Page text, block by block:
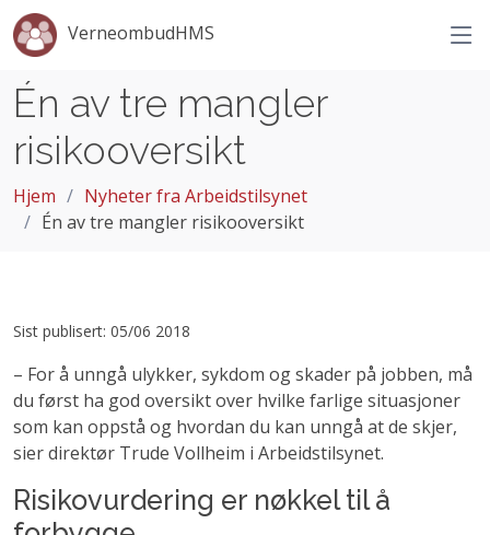
VerneombudHMS
Én av tre mangler
risikooversikt
Hjem
Nyheter fra Arbeidstilsynet
Én av tre mangler risikooversikt
Sist publisert: 05/06 2018
– For å unngå ulykker, sykdom og skader på jobben, må
du først ha god oversikt over hvilke farlige situasjoner
som kan oppstå og hvordan du kan unngå at de skjer,
sier direktør Trude Vollheim i Arbeidstilsynet.
Risikovurdering er nøkkel til å